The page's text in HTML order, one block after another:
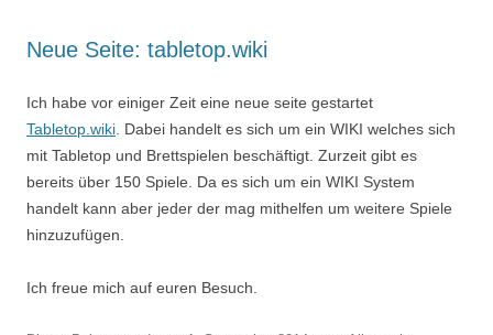
Neue Seite: tabletop.wiki
Ich habe vor einiger Zeit eine neue seite gestartet
Tabletop.wiki . Dabei handelt es sich um ein WIKI welches sich
mit Tabletop und Brettspielen beschäftigt. Zurzeit gibt es
bereits über 150 Spiele. Da es sich um ein WIKI System
handelt kann aber jeder der mag mithelfen um weitere Spiele
hinzuzufügen.
Ich freue mich auf euren Besuch.